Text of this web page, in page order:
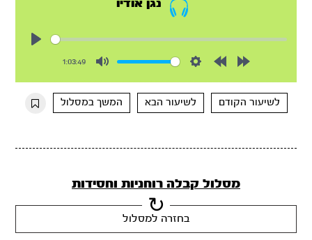
נגן אודיו
1:03:49
10s
10s
לשיעור הקודם
לשיעור הבא המשך במסלול
מסלול קבלה רוחניות וחסידות
בחזרה למסלול